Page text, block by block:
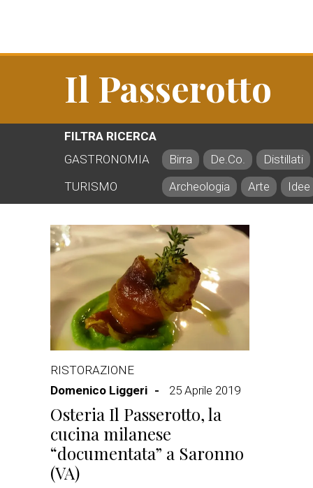
Il Passerotto
FILTRA RICERCA
GASTRONOMIA
Birra De.Co.
Distillati
TURISMO
Archeologia Arte Idee
RISTORAZIONE
Domenico Liggeri
25 Aprile 2019
Osteria Il Passerotto, la
cucina milanese
“documentata” a Saronno
(VA)